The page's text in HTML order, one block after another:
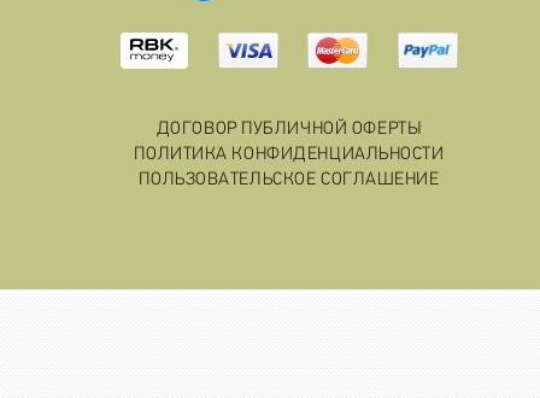
ДОГОВОР ПУБЛИЧНОЙ ОФЕРТЫ
ПОЛИТИКА КОНФИДЕНЦИАЛЬНОСТИ
ПОЛЬЗОВАТЕЛЬСКОЕ СОГЛАШЕНИЕ